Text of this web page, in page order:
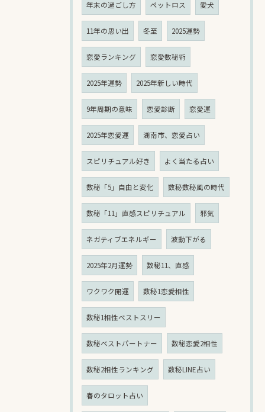
年末の過ごし方 ペットロス 愛犬
11年の思い出 冬至 2025運勢
恋愛ランキング 恋愛数秘術
2025年運勢 2025年新しい時代
9年周期の意味 恋愛診断 恋愛運
2025年恋愛運 湖南市、恋愛占い
スピリチュアル好き よく当たる占い
数秘「5」自由と変化 数秘数秘風の時代
数秘「11」直感スピリチュアル 邪気
ネガティブエネルギー 波動下がる
2025年2月運勢 数秘11、直感
ワクワク開運 数秘1恋愛相性
数秘1相性ベストスリー
数秘ベストパートナー 数秘恋愛2相性
数秘2相性ランキング 数秘LINE占い
春のタロット占い